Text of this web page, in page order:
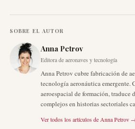
SOBRE EL AUTOR
Anna Petrov
Editora de aeronaves y tecnología
Anna Petrov cubre fabricación de
tecnología aeronáutica emergente.
aeroespacial de formación, traduce
complejos en historias sectoriales
Ver todos los artículos de Anna Petrov